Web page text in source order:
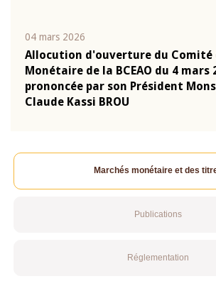
04 mars 2026
Allocution d'ouverture du Comité
Monétaire de la BCEAO du 4 mars
prononcée par son Président
Claude Kassi BROU
Marchés monétaire et des
Publications
Réglementation